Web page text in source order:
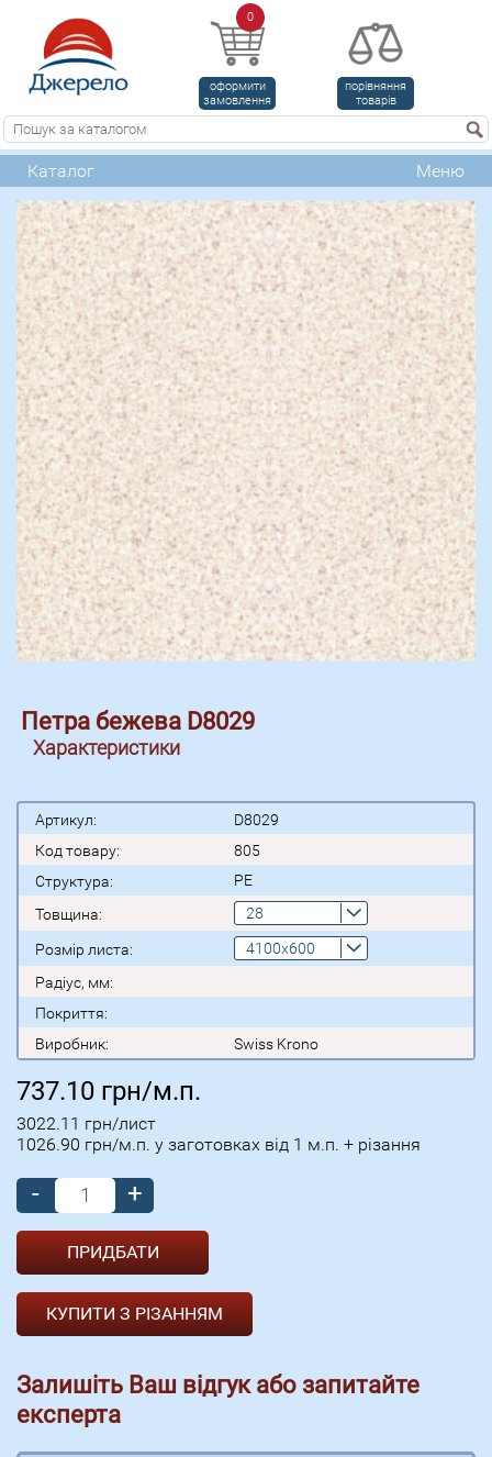
0
оформити
замовлення
порівняння
товарів
Каталог Меню
Петра бежева D8029
Характеристики
Артикул:
D8029
Код товару:
805
Структура:
PE
Товщина:
28
Розмір листа:
4100x600
Радіус, мм:
Покриття:
Виробник:
Swiss Krono
737.10 грн/м.п.
3022.11 грн/лист
1026.90 грн/м.п. у заготовках від 1 м.п. + різання
- +
КУПИТИ З РІЗАННЯМ
Залишіть Ваш відгук або запитайте
експерта